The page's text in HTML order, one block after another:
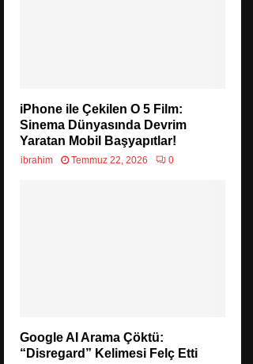
iPhone ile Çekilen O 5 Film:
Sinema Dünyasında Devrim
Yaratan Mobil Başyapıtlar!
ibrahim Temmuz 22, 2026 0
Google AI Arama Çöktü:
“Disregard” Kelimesi Felç Etti